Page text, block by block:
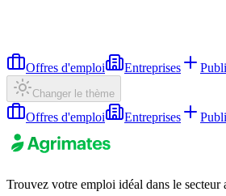
Offres d'emploi Entreprises
Changer le thème
Offres d'emploi Entreprises
Trouvez votre emploi idéal dans le